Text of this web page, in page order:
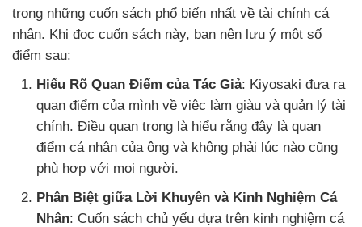
trong những cuốn sách phổ biến nhất về tài chính cá
nhân. Khi đọc cuốn sách này, bạn nên lưu ý một số
điểm sau:
Hiểu Rõ Quan Điểm của Tác Giả: Kiyosaki đưa ra
quan điểm của mình về việc làm giàu và quản lý tài
chính. Điều quan trọng là hiểu rằng đây là quan
điểm cá nhân của ông và không phải lúc nào cũng
phù hợp với mọi người.
Phân Biệt giữa Lời Khuyên và Kinh Nghiệm Cá
Nhân: Cuốn sách chủ yếu dựa trên kinh nghiệm cá